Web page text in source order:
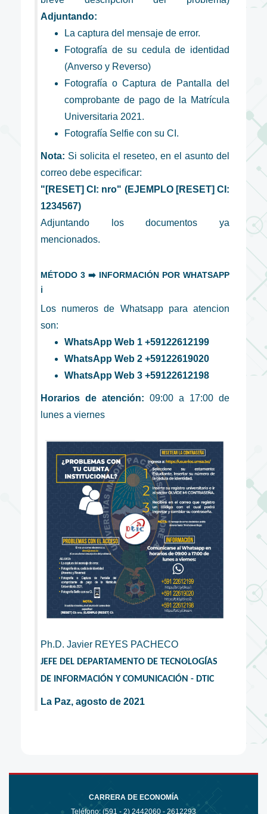
Adjuntando:
La captura del mensaje de error.
Fotografía de su cedula de identidad
(Anverso y Reverso)
Fotografía o Captura de Pantalla del
comprobante de pago de la Matrícula
Universitaria 2021.
Fotografía Selfie con su CI.
Nota: Si solicita el reseteo, en el asunto del
correo debe especificar:
"[RESET] CI: nro" (EJEMPLO [RESET] CI:
1234567)
Adjuntando los documentos ya
mencionados.
MÉTODO 3 ➡️ INFORMACIÓN POR WHATSAPP
ℹ️
Los numeros de Whatsapp para atencion
son:
WhatsApp Web 1 +59122612199
WhatsApp Web 2 +59122619020
WhatsApp Web 3 +59122612198
Horarios de atención: 09:00 a 17:00 de
lunes a viernes
Ph.D. Javier REYES PACHECO
JEFE DEL DEPARTAMENTO DE TECNOLOGÍAS
DE INFORMACIÓN Y COMUNICACIÓN - DTIC
La Paz, agosto de 2021
CARRERA DE ECONOMÍA
Teléfono: (591 - 2) 2442060 - 2612293